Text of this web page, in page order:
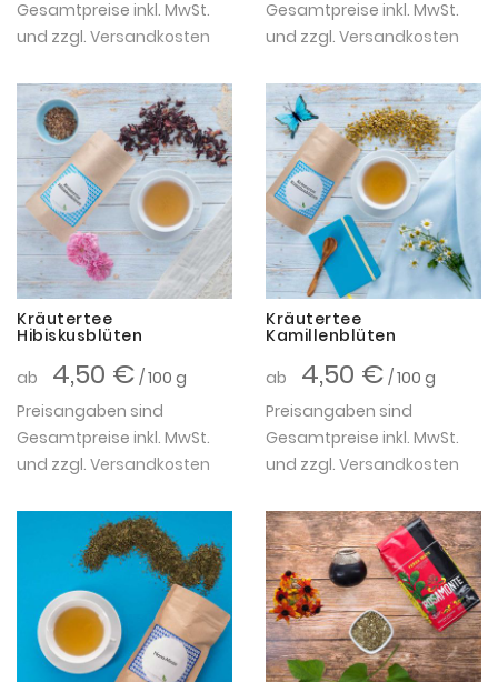
Gesamtpreise inkl. MwSt.
und zzgl. Versandkosten
Gesamtpreise inkl. MwSt.
und zzgl. Versandkosten
Kräutertee
Hibiskusblüten
ab
4,50 € / 100 g
Preisangaben sind
Gesamtpreise inkl. MwSt.
und zzgl. Versandkosten
Kräutertee
Kamillenblüten
ab
4,50 € / 100 g
Preisangaben sind
Gesamtpreise inkl. MwSt.
und zzgl. Versandkosten